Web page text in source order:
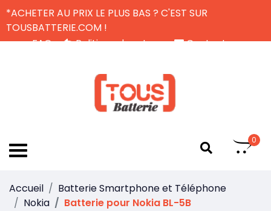
*ACHETER AU PRIX LE PLUS BAS ? C'EST SUR
TOUSBATTERIE.COM !
FAQ
Politique de retour
Contactez-nous
0
Accueil
Batterie Smartphone et Téléphone
Nokia
Batterie pour Nokia BL-5B